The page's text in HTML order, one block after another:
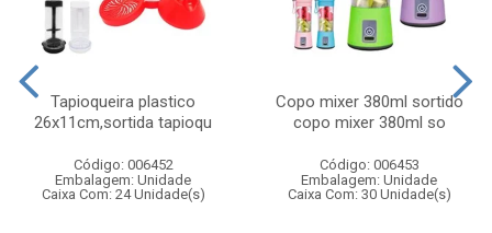
Tapioqueira plastico
26x11cm,sortida tapioqu
Código: 006452
Embalagem: Unidade
Caixa Com: 24 Unidade(s)
Copo mixer 380ml sortido
copo mixer 380ml so
Código: 006453
Embalagem: Unidade
Caixa Com: 30 Unidade(s)